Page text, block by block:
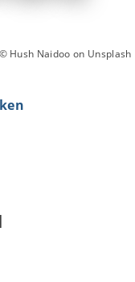
© Hush Naidoo on Unsplash